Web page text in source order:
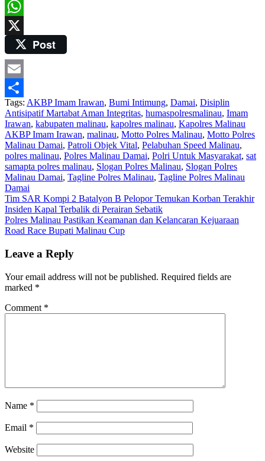
Twitter
WhatsApp
Post
Email
Share
Tags: AKBP Imam Irawan, Bumi Intimung, Damai, Disiplin
Antisipatif Martabat Aman Integritas, humaspolresmalinau, Imam
Irawan, kabupaten malinau, kapolres malinau, Kapolres Malinau
AKBP Imam Irawan, malinau, Motto Polres Malinau, Motto Polres
Malinau Damai, Patroli Objek Vital, Pelabuhan Speed Malinau,
polres malinau, Polres Malinau Damai, Polri Untuk Masyarakat, sat
samapta polres malinau, Slogan Polres Malinau, Slogan Polres
Malinau Damai, Tagline Polres Malinau, Tagline Polres Malinau
Damai
Post
navigation
Tim SAR Kompi 2 Batalyon B Pelopor Temukan Korban Terakhir
Insiden Kapal Terbalik di Perairan Sebatik
Polres Malinau Pastikan Keamanan dan Kelancaran Kejuaraan
Road Race Bupati Malinau Cup
Leave a Reply
Your email address will not be published. Required fields are
marked *
Comment *
Name *
Email *
Website